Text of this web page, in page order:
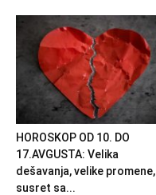
HOROSKOP OD 10. DO
17.AVGUSTA: Velika
dešavanja, velike promene,
susret sa...